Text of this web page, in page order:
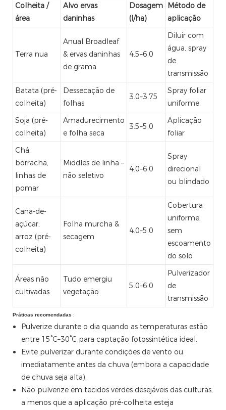
Colheita /
área
Alvo ervas
daninhas
Dosagem
(l/ha)
Método de
aplicação
Terra nua
Anual Broadleaf
& ervas daninhas
de grama
4.5–6.0
Diluir com
água, spray
de
transmissão
Batata (pré-
colheita)
Dessecação de
folhas
3.0–3.75
Spray foliar
uniforme
Soja (pré-
colheita)
Amadurecimento
e folha seca
3.5–5.0
Aplicação
foliar
Chá,
borracha,
linhas de
pomar
Middles de linha –
não seletivo
4.0–6.0
Spray
direcional
ou blindado
Cana-de-
açúcar,
arroz (pré-
colheita)
Folha murcha &
secagem
4.0–5.0
Cobertura
uniforme,
sem
escoamento
do solo
Áreas não
cultivadas
Tudo emergiu
vegetação
5.0–6.0
Pulverizador
de
transmissão
Práticas recomendadas :
Pulverize durante o dia quando as temperaturas estão
entre 15°C–30°C para captação fotossintética ideal.
Evite pulverizar durante condições de vento ou
imediatamente antes da chuva (embora a capacidade
de chuva seja alta).
Não pulverize em tecidos verdes desejáveis ​​das culturas,
a menos que a aplicação pré-colheita esteja